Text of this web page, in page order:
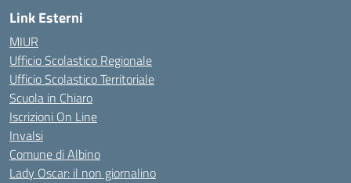
Link Esterni
MIUR
Ufficio Scolastico Regionale
Ufficio Scolastico Territoriale
Scuola in Chiaro
Iscrizioni On Line
Invalsi
Comune di Albino
Lady Oscar: il non giornalino